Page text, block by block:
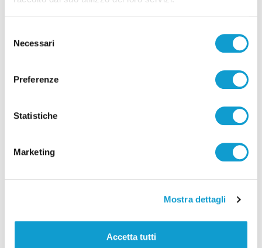
delNecessari
Preferenze
Statistiche
Marketing
Mostra dettagli
Accetta tutti